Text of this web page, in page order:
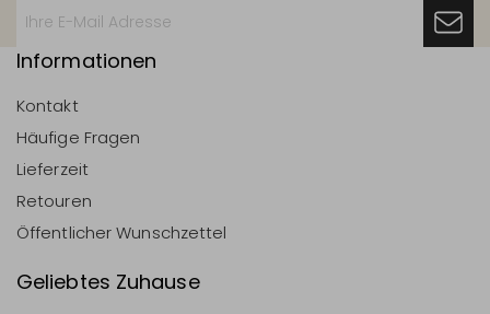
Informationen
Kontakt
Häufige Fragen
Lieferzeit
Retouren
Öffentlicher Wunschzettel
Geliebtes Zuhause